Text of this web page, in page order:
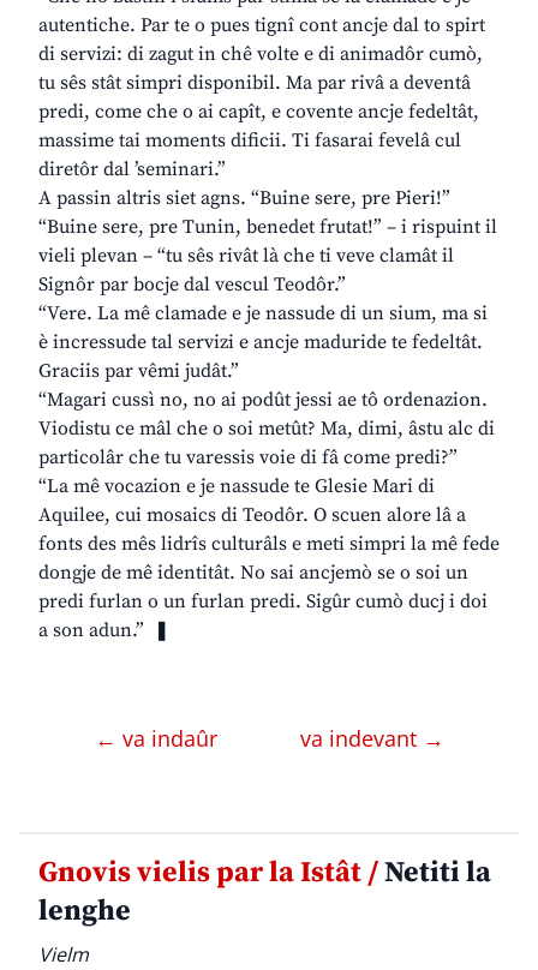
autentiche. Par te o pues tignî cont ancje dal to spirt
di servizi: di zagut in chê volte e di animadôr cumò,
tu sês stât simpri disponibil. Ma par rivâ a deventâ
predi, come che o ai capît, e covente ancje fedeltât,
massime tai moments dificii. Ti fasarai fevelâ cul
diretôr dal ’seminari.”
A passin altris siet agns. “Buine sere, pre Pieri!”
“Buine sere, pre Tunin, benedet frutat!” – i rispuint il
vieli plevan – “tu sês rivât là che ti veve clamât il
Signôr par bocje dal vescul Teodôr.”
“Vere. La mê clamade e je nassude di un sium, ma si
è incressude tal servizi e ancje maduride te fedeltât.
Graciis par vêmi judât.”
“Magari cussì no, no ai podût jessi ae tô ordenazion.
Viodistu ce mâl che o soi metût? Ma, dimi, âstu alc di
particolâr che tu varessis voie di fâ come predi?”
“La mê vocazion e je nassude te Glesie Mari di
Aquilee, cui mosaics di Teodôr. O scuen alore lâ a
fonts des mês lidrîs culturâls e meti simpri la mê fede
dongje de mê identitât. No sai ancjemò se o soi un
predi furlan o un furlan predi. Sigûr cumò ducj i doi
a son adun.” ❚
← va indaûr va indevant →
Gnovis vielis par la Istât /Netiti la
lenghe
Vielm